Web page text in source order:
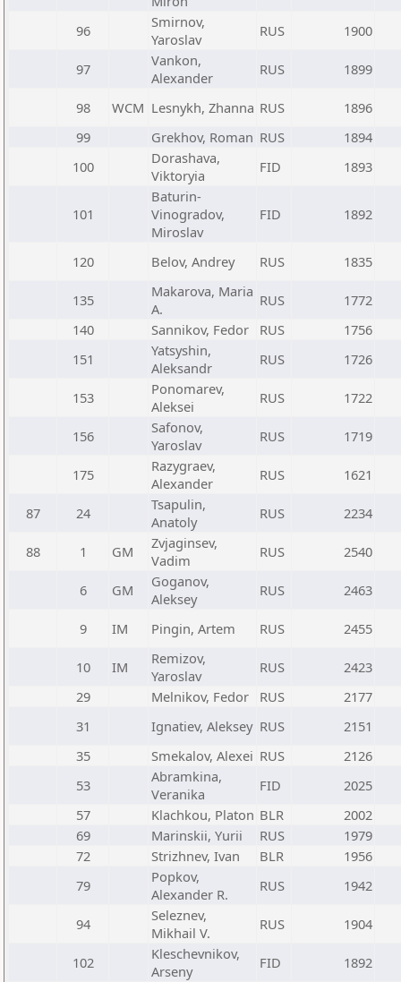
96
Smirnov,
Yaroslav
RUS 1900
97
Vankon,
Alexander
RUS 1899
98 WCM Lesnykh, Zhanna RUS
1896
99
Grekhov, Roman RUS
1894
100
Dorashava,
Viktoryia
FID 1893
101
Baturin-
Vinogradov,
Miroslav
FID 1892
120 Belov, Andrey RUS 1835
135
Makarova, Maria
A.
RUS
1772
140
Sannikov, Fedor RUS
1756
151
Yatsyshin,
Aleksandr
RUS 1726
153
Ponomarev,
Aleksei
RUS 1722
156
Safonov,
Yaroslav
RUS 1719
175
Razygraev,
Alexander
RUS 1621
87 24
Tsapulin,
Anatoly
RUS 2234
88 1 GM
Zvjaginsev,
Vadim
RUS 2540
6 GM
Goganov,
Aleksey
RUS 2463
9 IM Pingin, Artem RUS 2455
10 IM
Remizov,
Yaroslav
RUS
2423
29
Melnikov, Fedor RUS
2177
31
Ignatiev, Aleksey RUS
2151
35
Smekalov, Alexei RUS
2126
53
Abramkina,
Veranika
FID
2025
57
Klachkou, Platon BLR
2002
69
Marinskii, Yurii RUS
1979
72
Strizhnev, Ivan BLR
1956
79
Popkov,
Alexander R.
RUS 1942
94
Seleznev,
Mikhail V.
RUS 1904
102
Kleschevnikov,
Arseny
FID 1892